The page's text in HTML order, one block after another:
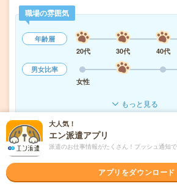
職場の雰囲気
年齢層
20代
30代 40代
男女比率
女性
もっと見る
気になる!
パーソルテンプスタッフ株
大人気！
エン派遣アプリ
派遣のお仕事情報がたくさん！プッシュ通知
アプリをダウンロード